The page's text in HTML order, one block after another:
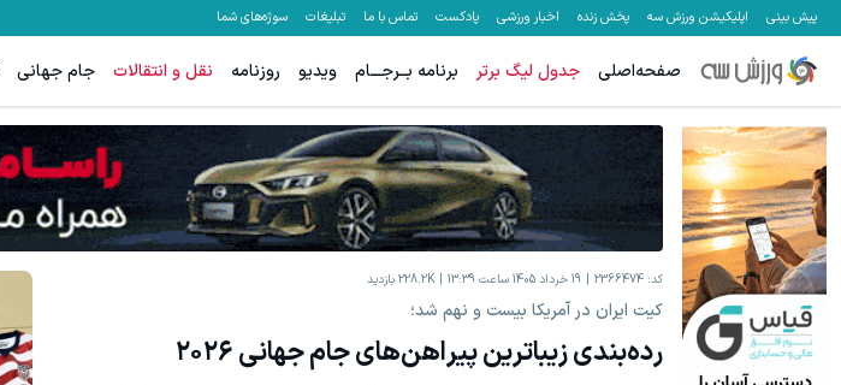
پیش بینی اپلیکیشن ورزش سه پخش زنده اخبار ورزشی پادکست تماس با ما تبلیغات سوژه‌های شما
صفحه‌اصلی جدول لیگ برتر برنامه بــرجـــام ویدیو روزنامه نقل و انتقالات جام جهانی
کد: 2366474 19 خرداد 1405 ساعت 13:39 228.2K بازدید
کیت ایران در آمریکا بیست و نهم شد؛
رده‌بندی زیباترین پیراهن‌های جام جهانی ۲۰۲۶
این دکتر شیرازی کرم ترمیم زخم ایرانی را ساخت!!!
کلیک کن!
جای زخم و بخیه داری؟؟ 3 هفته‌ای محوش کن!